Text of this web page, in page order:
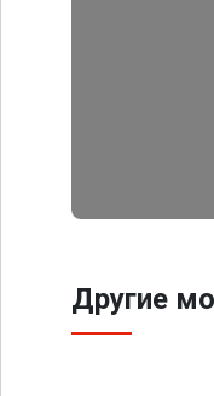
Другие